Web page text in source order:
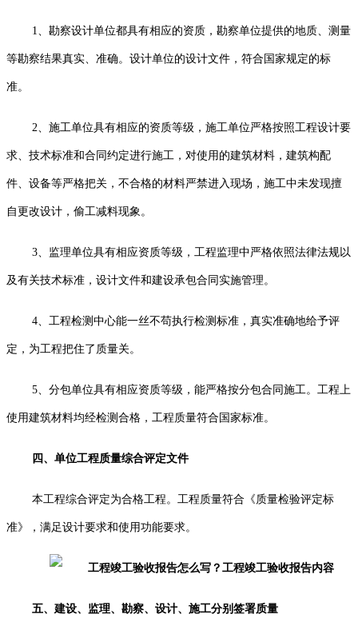
1、勘察设计单位都具有相应的资质，勘察单位提供的地质、测量
等勘察结果真实、准确。设计单位的设计文件，符合国家规定的标
准。
2、施工单位具有相应的资质等级，施工单位严格按照工程设计要
求、技术标准和合同约定进行施工，对使用的建筑材料，建筑构配
件、设备等严格把关，不合格的材料严禁进入现场，施工中未发现擅
自更改设计，偷工减料现象。
3、监理单位具有相应资质等级，工程监理中严格依照法律法规以
及有关技术标准，设计文件和建设承包合同实施管理。
4、工程检测中心能一丝不苟执行检测标准，真实准确地给予评
定，为工程把住了质量关。
5、分包单位具有相应资质等级，能严格按分包合同施工。工程上
使用建筑材料均经检测合格，工程质量符合国家标准。
四、单位工程质量综合评定文件
本工程综合评定为合格工程。工程质量符合《质量检验评定标
准》，满足设计要求和使用功能要求。
五、建设、监理、勘察、设计、施工分别签署质量